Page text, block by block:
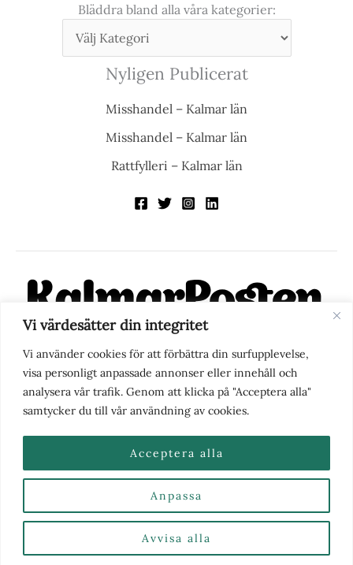
Vi värdesätter din integritet
Vi använder cookies för att förbättra din surfupplevelse,
visa personligt anpassade annonser eller innehåll och
analysera vår trafik. Genom att klicka på "Acceptera alla"
samtycker du till vår användning av cookies.
Anpassa
Avvisa alla
Acceptera alla
Bläddra bland alla våra kategorier:
Nyligen Publicerat
Misshandel – Kalmar län
Misshandel – Kalmar län
Rattfylleri – Kalmar län
KalmarPosten är en modern lokalnyhetstidning på nätet. Med
fokus på Kalmarregionen, men också med blick för det större
perspektivet, vill vi vara din självklara kanal för nyheter,
berättelser och engagemang. KalmarPosten grundades 1988 och
fick nya ägare 2025.
Nyhetstips eller frågor?Kontakta oss
2026 | Kalmarposten.se |Se alla Kategorier & Ämnen
här